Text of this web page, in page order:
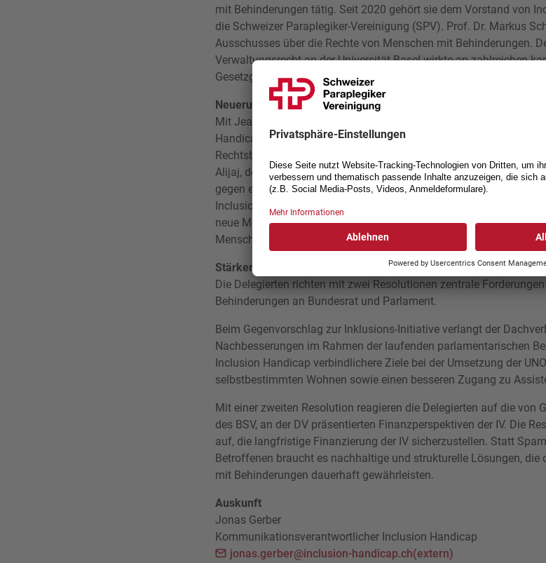
mit Behinderungen tätig. Seit 2020 gehört sie dem Vorstand von
die Schweizer Paraplegiker-Vereinigung (SPV). Prof. Dr. Markus
Ausschusses über die Rechte von Menschen mit Behinderungen.
Verwaltungsrecht an der Universität Basel wirkte an zahlreichen
Gesetzgebungsprojekten im Bereich der Behindertenrechte mit.
Neuerungen im Vorstand und bei den Mitgliedern
Mit Jean Tschopp nimmt eine weitere profilierte politische
Handicap. Der SP-Nationalrat ist Leiter des Vereins Cap-Contact
Rechtsberater und Vorstandsmitglied von insieme Waadt. Er
Alijaj, der sich noch stärker auf sein Engagement für die
gegen eine erneute Kandidatur entschlossen hatte (
siehe
Inclusion Handicap freut es zudem ausserordentlich, dass sich
neue Mitgliedsorganisation anschliesst. Der Verein setzt sich für
Menschen mit ADHS ein.
Stärkerer Gegenvorschlag und gesicherte IV gefordert
Die Delegierten richten mit zwei Resolutionen zentrale
Behinderungen an Bundesrat und Parlament.
Beim Gegenvorschlag zur Inklusions-Initiative verlangt der
Nachbesserungen im Rahmen der laufenden parlamentarischen
Inclusion Handicap verbindlichere Ziele bei der Umsetzung der
selbstbestimmten Wohnen sowie einen besseren Zugang zu
Mit einer zweiten Resolution reagieren die Delegierten auf die von
des BSV, an der DV präsentierten Finanzperspektiven der IV. Die
auf, die langfristige Finanzierung der IV sicherzustellen. Statt
Betroffenen braucht es nachhaltige und strukturelle Lösungen, die
mit Behinderungen dauerhaft gewährleisten.
Auskunft
Jonas Gerber
Kommunikationsverantwortlicher Inclusion Handicap
jonas.gerber@inclusion-handicap.ch(extern)